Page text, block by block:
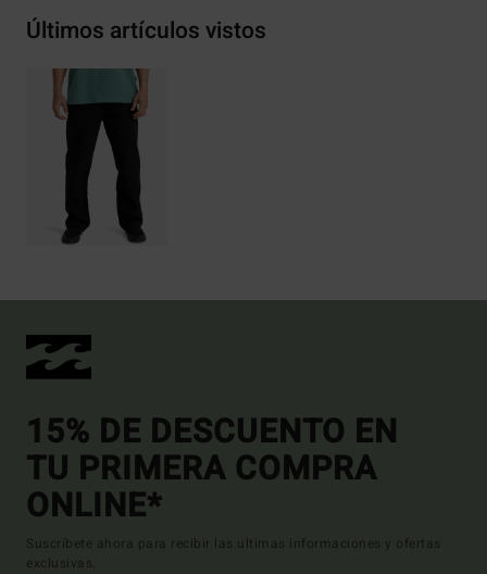
Últimos artículos vistos
15% DE DESCUENTO EN
TU PRIMERA COMPRA
ONLINE*
Suscríbete ahora para recibir las ultimas informaciones y ofertas
exclusivas.